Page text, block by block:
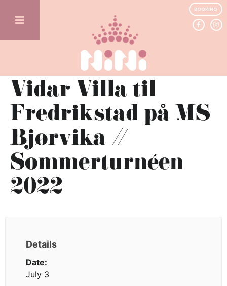
BOOKING
Vidar Villa til
Fredrikstad på MS
Bjørvika //
Sommerturnéen
2022
Details
Date:
July 3